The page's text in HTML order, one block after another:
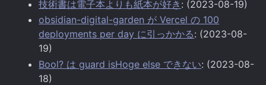
技術書は電子本よりも紙本が好き : (2023-08-19)
obsidian-digital-garden が Vercel の 100
deployments per day に引っかかる: (2023-08-
19)
Bool? は guard isHoge else できない: (2023-08-
18)